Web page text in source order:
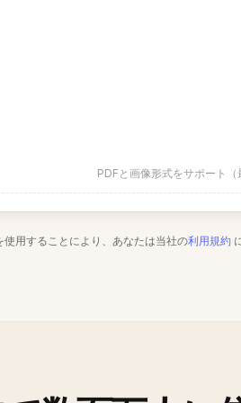
PDFと画像形式をサポート（
使用することにより、あなたは当社の利用規約